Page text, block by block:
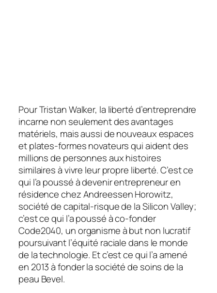
Pour Tristan Walker, la liberté d’entreprendre
incarne non seulement des avantages
matériels, mais aussi de nouveaux espaces
et plates-formes novateurs qui aident des
millions de personnes aux histoires
similaires à vivre leur propre liberté. C’est ce
qui l’a poussé à devenir entrepreneur en
résidence chez Andreessen Horowitz,
société de capital-risque de la Silicon Valley;
c’est ce qui l’a poussé à co-fonder
Code2040, un organisme à but non lucratif
poursuivant l’équité raciale dans le monde
de la technologie. Et c’est ce qui l’a amené
en 2013 à fonder la société de soins de la
peau Bevel.